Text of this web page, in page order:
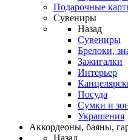
Подарочные
Сувениры
Назад
Сувениры
Брелоки,
Зажигалки
Интерьер
Посуда
Сумки и
Украшения
Аккордеоны, баяны,
Назад